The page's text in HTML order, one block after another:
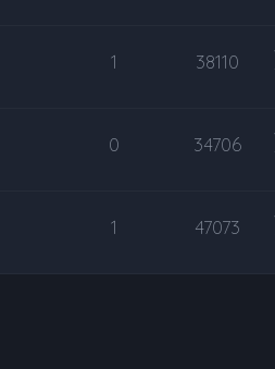
1 38110
0 34706
1 47073